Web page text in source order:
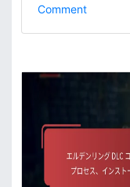
Commento
デ
P
l